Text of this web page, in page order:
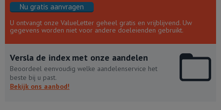
Nu gratis aanvragen
U ontvangt onze ValueLetter geheel gratis en vrijblijvend. Uw
gegevens worden niet voor andere doeleienden gebruikt.
Versla de index met onze aandelen
Beoordeel eenvoudig welke aandelenservice het
beste bij u past.
Bekijk ons aanbod!